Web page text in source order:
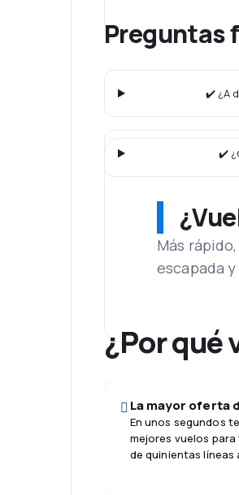
Preguntas
✔️ ¿A
✔️
Más
escapada
¿Por qué
La mayor oferta
En unos segundos
mejores vuelos
de quinientas líneas